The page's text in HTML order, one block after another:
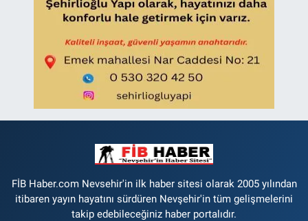
FİB Haber.com Nevsehir'in ilk haber sitesi olarak 2005 yılından
itibaren yayın hayatını sürdüren Nevşehir'in tüm gelişmelerini
takip edebileceğiniz haber portalıdır.